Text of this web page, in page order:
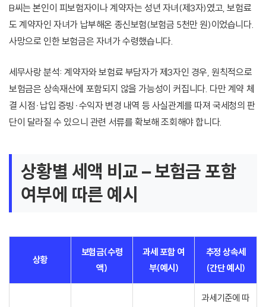
B씨는 본인이 피보험자이나 계약자는 성년 자녀(제3자)였고, 보험료
도 계약자인 자녀가 납부해온 종신보험(보험금 5천만 원)이었습니다.
사망으로 인한 보험금은 자녀가 수령했습니다.
세무사랑 분석: 계약자와 보험료 부담자가 제3자인 경우, 원칙적으로
보험금은 상속재산에 포함되지 않을 가능성이 커집니다. 다만 계약 체
결 시점·납입 증빙·수익자 변경 내역 등 사실관계를 따져 국세청의 판
단이 달라질 수 있으니 관련 서류를 확보해 조회해야 합니다.
상황별 세액 비교 – 보험금 포함
여부에 따른 예시
상황
보험금(수령
액)
과세 포함 여
부(예시)
추정 상속세
(간단 예시)
과세기준에 따